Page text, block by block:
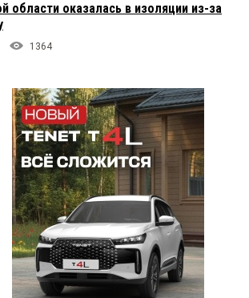
области оказалась в изоляции из-за
1364